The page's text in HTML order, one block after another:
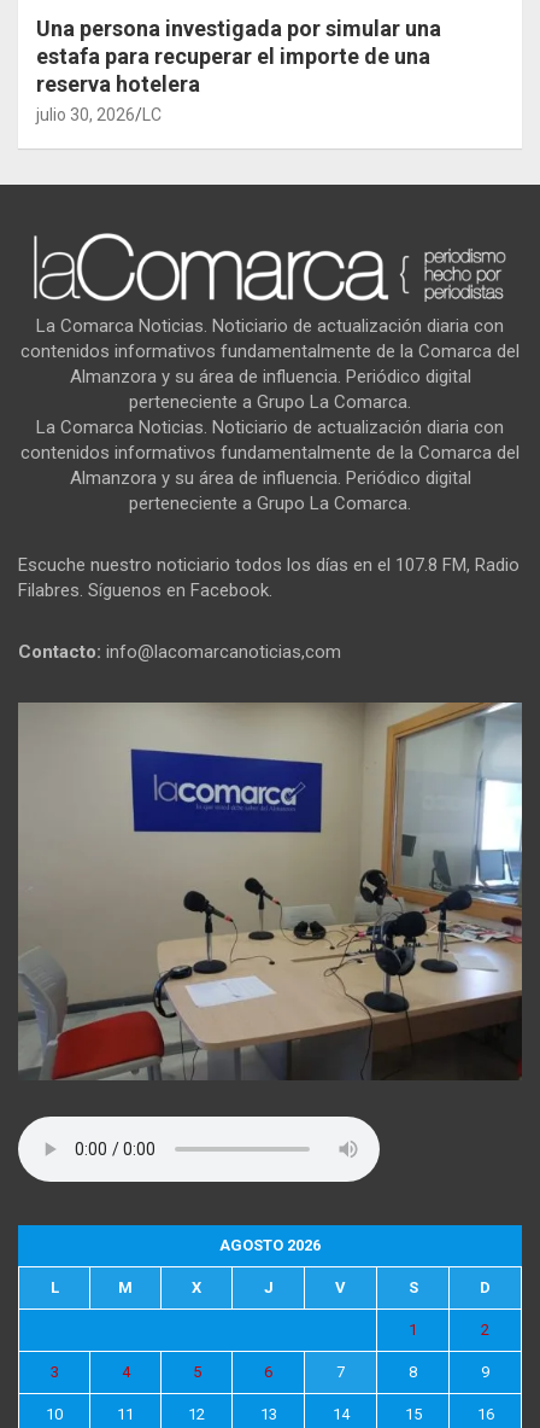
Una persona investigada por simular una
estafa para recuperar el importe de una
reserva hotelera
julio 30, 2026 LC
La Comarca Noticias. Noticiario de actualización diaria con
contenidos informativos fundamentalmente de la Comarca del
Almanzora y su área de influencia. Periódico digital
perteneciente a Grupo La Comarca.
La Comarca Noticias. Noticiario de actualización diaria con
contenidos informativos fundamentalmente de la Comarca del
Almanzora y su área de influencia. Periódico digital
perteneciente a Grupo La Comarca.
Escuche nuestro noticiario todos los días en el 107.8 FM, Radio
Filabres. Síguenos en Facebook.
Contacto: info@lacomarcanoticias,com
AGOSTO 2026
L M X J V S D
1 2
3 4 5 6 7 8 9
10 11 12 13 14 15 16